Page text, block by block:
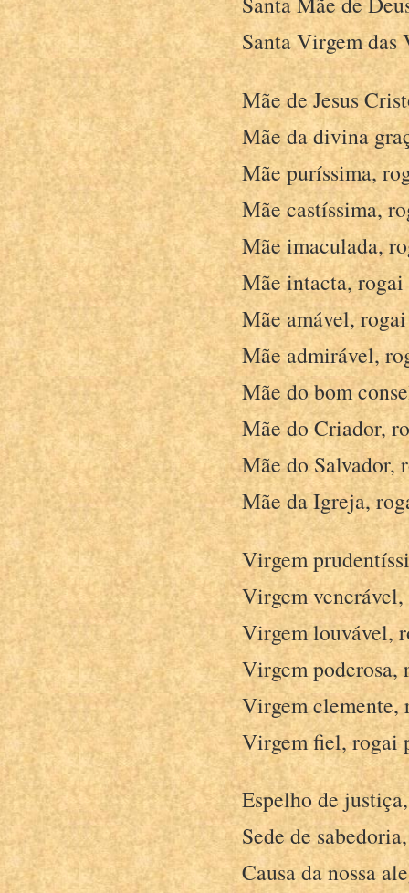
Santa Virgem das
Mãe de Jesus
Mãe da divina
Mãe puríssima,
Mãe castíssima,
Mãe imaculada,
Mãe intacta, rogai
Mãe amável,
Mãe admirável,
Mãe do bom
Mãe do Criador,
Mãe do Salvador,
Mãe da Igreja,
Virgem
Virgem
Virgem louvável,
Virgem poderosa,
Virgem clemente,
Virgem fiel, rogai
Espelho de
Sede de
Causa da nossa